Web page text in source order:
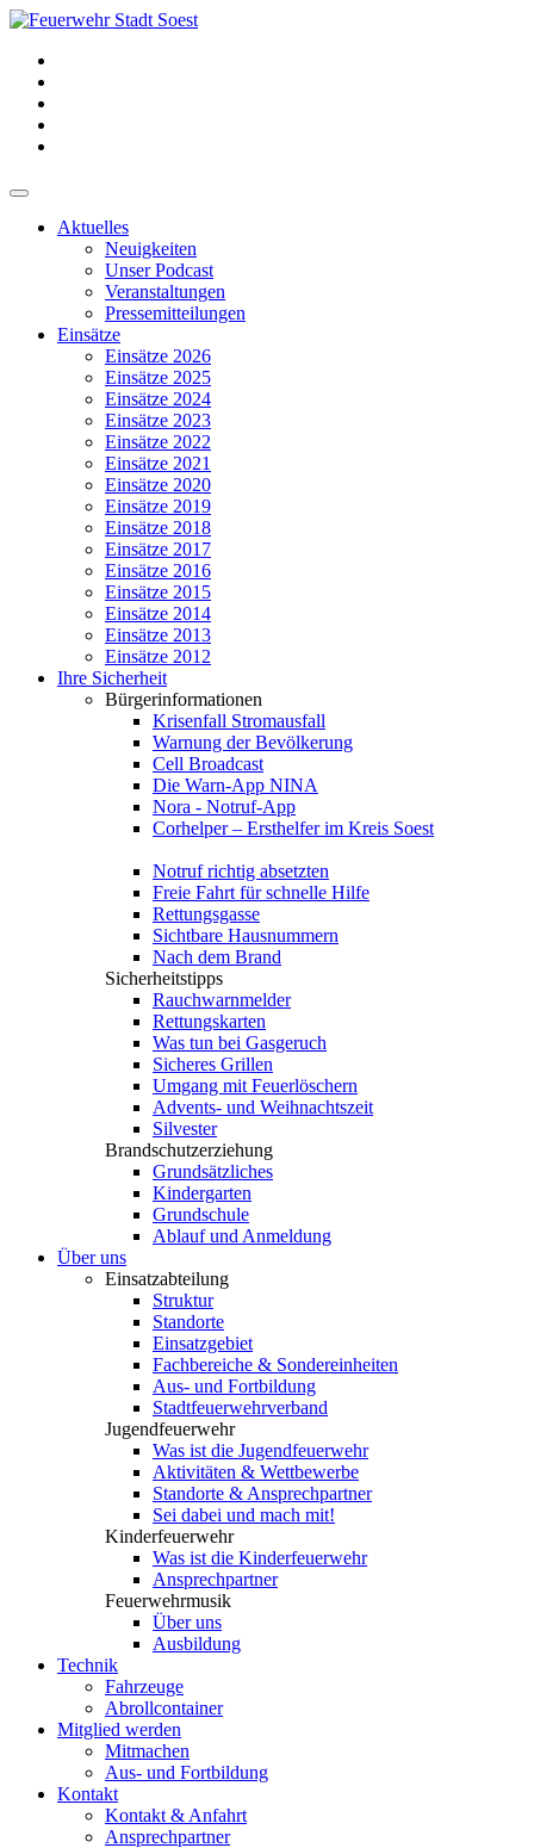
Aktuelles
Neuigkeiten
Unser Podcast
Veranstaltungen
Pressemitteilungen
Einsätze
Einsätze 2026
Einsätze 2025
Einsätze 2024
Einsätze 2023
Einsätze 2022
Einsätze 2021
Einsätze 2020
Einsätze 2019
Einsätze 2018
Einsätze 2017
Einsätze 2016
Einsätze 2015
Einsätze 2014
Einsätze 2013
Einsätze 2012
Ihre Sicherheit
Bürgerinformationen
Krisenfall Stromausfall
Warnung der Bevölkerung
Cell Broadcast
Die Warn-App NINA
Nora - Notruf-App
Corhelper – Ersthelfer im Kreis Soest
Notruf richtig absetzten
Freie Fahrt für schnelle Hilfe
Rettungsgasse
Sichtbare Hausnummern
Nach dem Brand
Sicherheitstipps
Rauchwarnmelder
Rettungskarten
Was tun bei Gasgeruch
Sicheres Grillen
Umgang mit Feuerlöschern
Advents- und Weihnachtszeit
Silvester
Brandschutzerziehung
Grundsätzliches
Kindergarten
Grundschule
Ablauf und Anmeldung
Über uns
Einsatzabteilung
Struktur
Standorte
Einsatzgebiet
Fachbereiche & Sondereinheiten
Aus- und Fortbildung
Stadtfeuerwehrverband
Jugendfeuerwehr
Was ist die Jugendfeuerwehr
Aktivitäten & Wettbewerbe
Standorte & Ansprechpartner
Sei dabei und mach mit!
Kinderfeuerwehr
Was ist die Kinderfeuerwehr
Ansprechpartner
Feuerwehrmusik
Über uns
Ausbildung
Technik
Fahrzeuge
Abrollcontainer
Mitglied werden
Mitmachen
Aus- und Fortbildung
Kontakt
Kontakt & Anfahrt
Ansprechpartner